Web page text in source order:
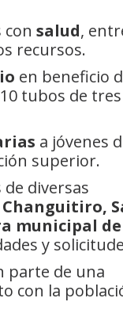
salud,
recursos.
en beneficio
tubos de tres
a jóvenes
superior.
diversas
municipal de
y
parte de una
con la